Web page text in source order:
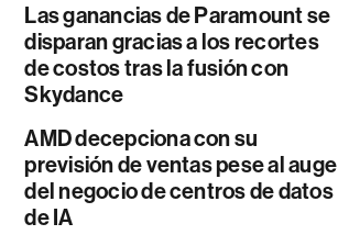
Las ganancias de Paramount se
disparan gracias a los recortes
de costos tras la fusión con
Skydance
AMD decepciona con su
previsión de ventas pese al auge
del negocio de centros de datos
de IA